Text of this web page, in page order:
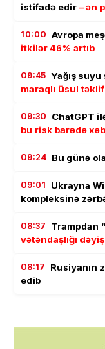
istifadə edir– ən
10:00 Avropa
itkilər 46% artıb
09:45 Yağış
maraqlı üsul
09:30 ChatGPT
bu risk barədə
09:24 Bu günə
09:01
Ukrayna
kompleksinə
08:37 Trampdan
vətəndaşlığı
08:17
Rusiyanın
edib